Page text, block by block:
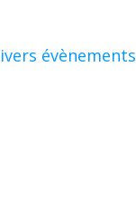
évènements